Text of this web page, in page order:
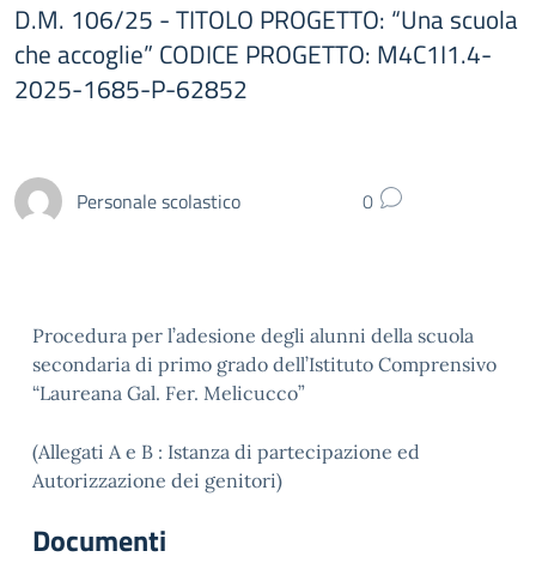
D.M. 106/25 - TITOLO PROGETTO: “Una scuola
che accoglie” CODICE PROGETTO: M4C1I1.4-
2025-1685-P-62852
Personale scolastico 0
Procedura per l’adesione degli alunni della scuola
secondaria di primo grado dell’Istituto Comprensivo
“Laureana Gal. Fer. Melicucco”
(Allegati A e B : Istanza di partecipazione ed
Autorizzazione dei genitori)
Documenti